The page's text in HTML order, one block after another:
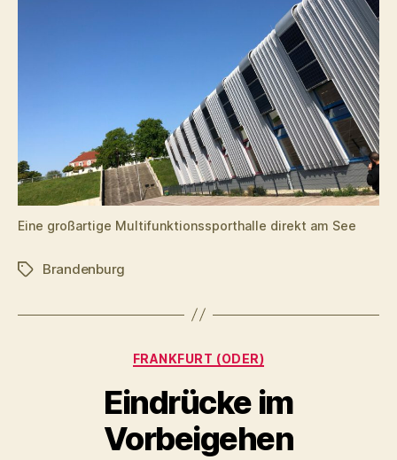
Eine großartige Multifunktionssporthalle direkt am See
Schlagwörter
Brandenburg
Kategorien
FRANKFURT (ODER)
Eindrücke im
Vorbeigehen